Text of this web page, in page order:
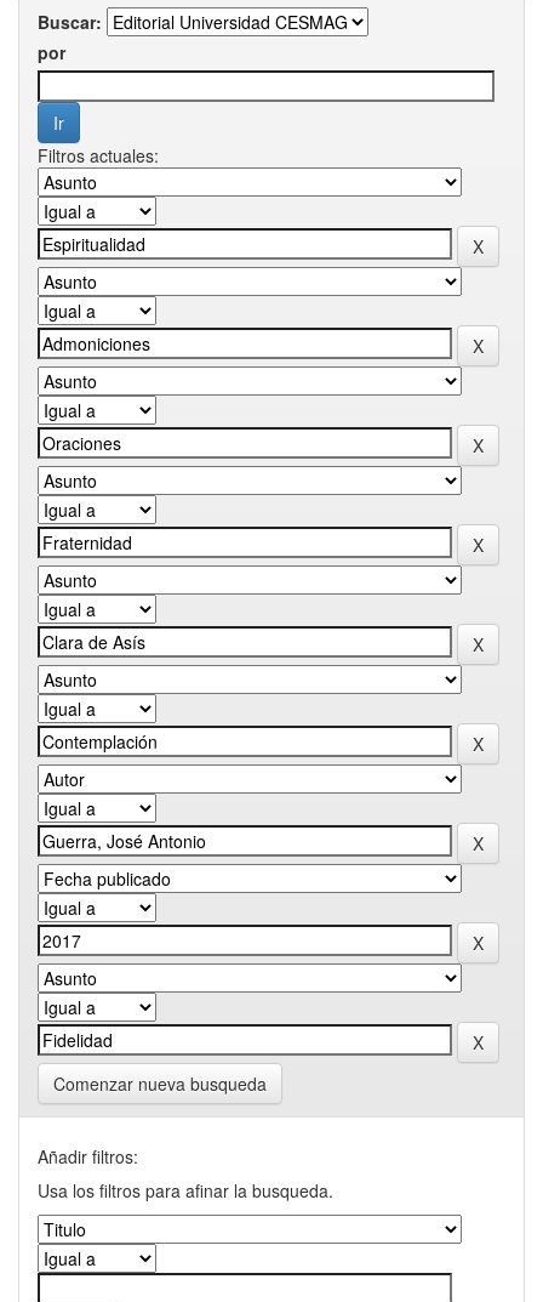
Buscar:
por
Filtros actuales:
Comenzar nueva busqueda
Añadir filtros:
Usa los filtros para afinar la busqueda.